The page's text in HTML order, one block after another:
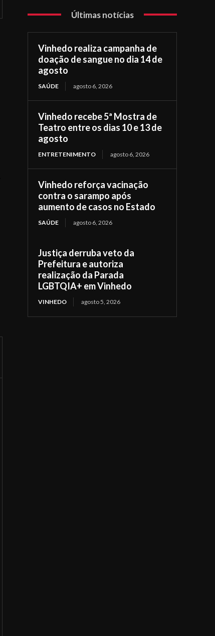
Últimas notícias
Vinhedo realiza campanha de
doação de sangue no dia 14 de
agosto
SAÚDE agosto 6, 2026
Vinhedo recebe 5ª Mostra de
Teatro entre os dias 10 e 13 de
agosto
ENTRETENIMENTO agosto 6, 2026
Vinhedo reforça vacinação
contra o sarampo após
aumento de casos no Estado
SAÚDE agosto 6, 2026
Justiça derruba veto da
Prefeitura e autoriza
realização da Parada
LGBTQIA+ em Vinhedo
VINHEDO agosto 5, 2026